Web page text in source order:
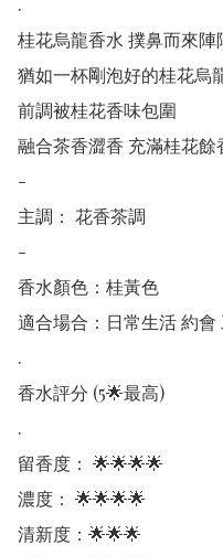
桂花烏龍香水 撲鼻而來陣
猶如一杯剛泡好的桂花烏
前調被桂花香味包圍
融合茶香澀香 充滿桂花餘
-
主調： 花香茶調
-
香水顏色：桂黃色
適合場合：日常生活 約會
.
香水評分 (5🌟最高)
.
留香度： 🌟🌟🌟🌟
濃度： 🌟🌟🌟🌟
清新度：🌟🌟🌟